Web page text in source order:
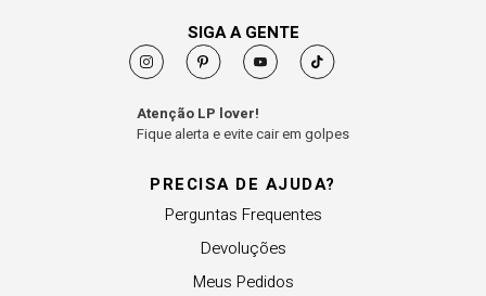
PRECISA DE AJUDA?
Perguntas Frequentes
Devoluções
Meus Pedidos
SIGA A GENTE
Atenção LP lover!
Fique alerta e evite cair em golpes